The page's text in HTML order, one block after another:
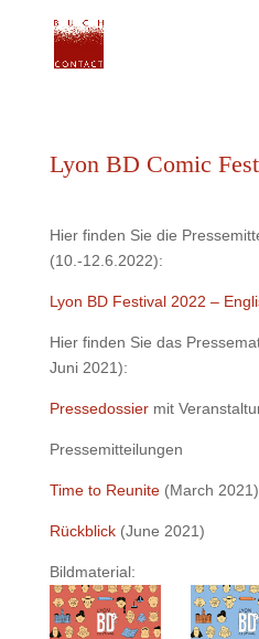
Lyon BD Comic
Hier finden Sie die
(10.-12.6.2022):
Lyon BD Festival 2022 –
Hier finden Sie das
Juni 2021):
Pressedossiermit
Pressemitteilungen
Time to Reunite(March 2021)
Rückblick(June 2021)
Bildmaterial: